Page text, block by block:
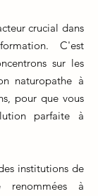
crucial dans
C'est
sur les
naturopathe à
pour que vous
parfaite à
institutions de
renommées à